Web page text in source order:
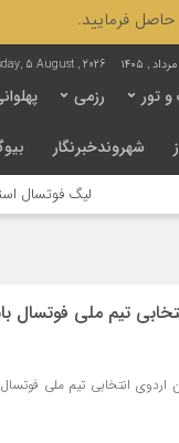
5 August , 2026
تور رزمی
شهروندخبرنگار
لیگ فوتسال استان
تیم ملی فوتسال
اردوی انتخابی تیم ملی فوتسال